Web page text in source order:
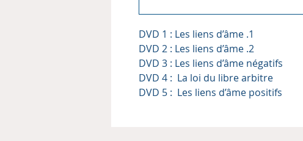
DVD 1 : Les liens d’âme .1
DVD 2 : Les liens d’âme .2
DVD 3 : Les liens d’âme négatifs
DVD 4 : La loi du libre arbitre
DVD 5 : Les liens d’âme positifs